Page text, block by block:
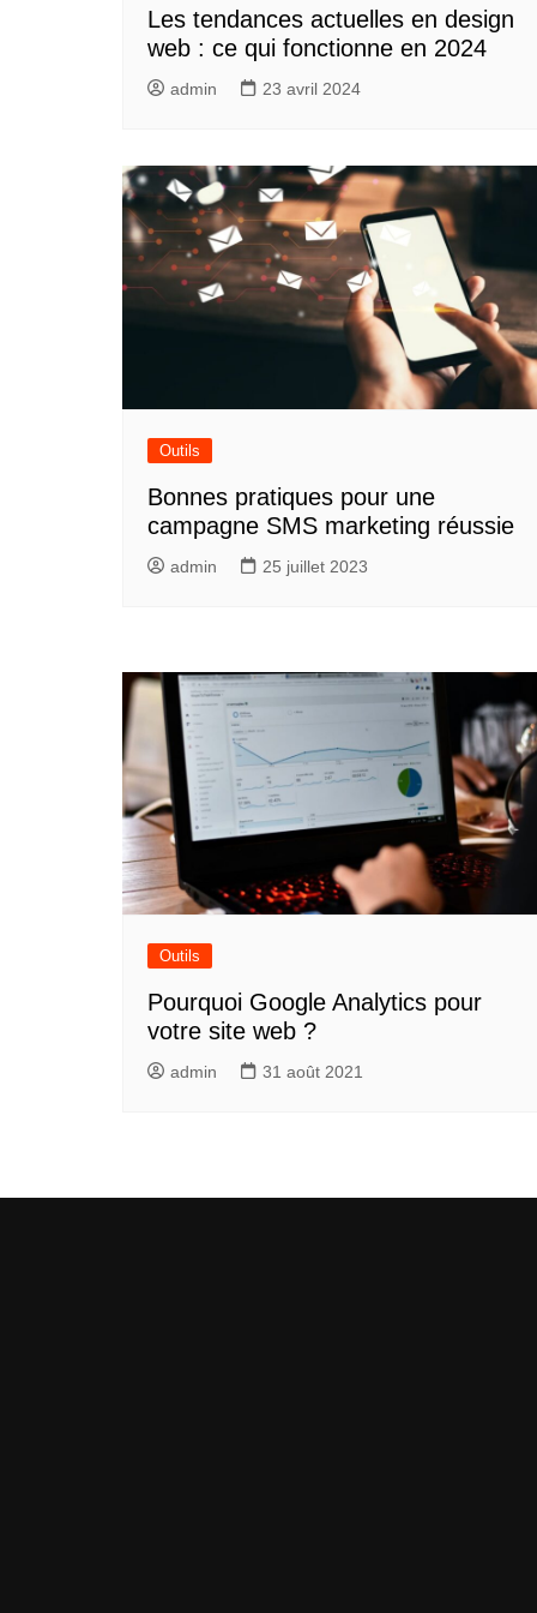
Les tendances actuelles en design
web : ce qui fonctionne en 2024
admin 23 avril 2024
Outils
Bonnes pratiques pour une
campagne SMS marketing réussie
admin 25 juillet 2023
Outils
Pourquoi Google Analytics pour
votre site web ?
admin 31 août 2021